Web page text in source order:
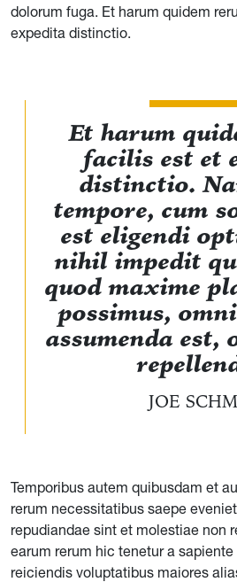
dolorum fuga. Et harum quidem
expedita distinctio.
Et harum
facilis est et
distinctio.
tempore, cum
est eligendi
nihil impedit
quod maxime
possimus,
assumenda est,
JOE
Temporibus autem quibusdam et
rerum necessitatibus saepe
repudiandae sint et molestiae non
earum rerum hic tenetur a
reiciendis voluptatibus maiores